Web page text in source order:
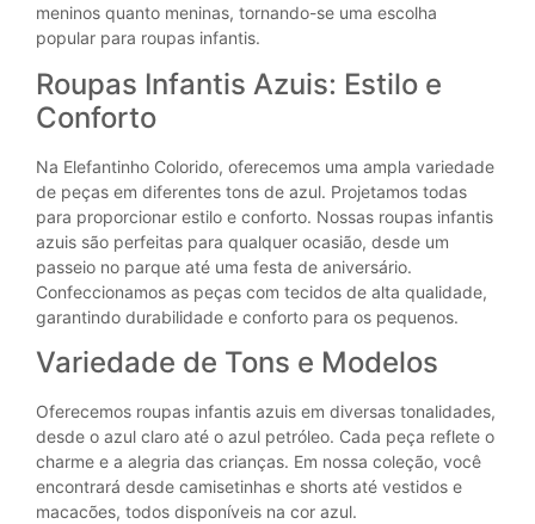
meninos quanto meninas, tornando-se uma escolha
popular para roupas infantis.
Roupas Infantis Azuis: Estilo e
Conforto
Na Elefantinho Colorido, oferecemos uma ampla variedade
de peças em diferentes tons de azul. Projetamos todas
para proporcionar estilo e conforto. Nossas roupas infantis
azuis são perfeitas para qualquer ocasião, desde um
passeio no parque até uma festa de aniversário.
Confeccionamos as peças com tecidos de alta qualidade,
garantindo durabilidade e conforto para os pequenos.
Variedade de Tons e Modelos
Oferecemos roupas infantis azuis em diversas tonalidades,
desde o azul claro até o azul petróleo. Cada peça reflete o
charme e a alegria das crianças. Em nossa coleção, você
encontrará desde camisetinhas e shorts até vestidos e
macacões, todos disponíveis na cor azul.